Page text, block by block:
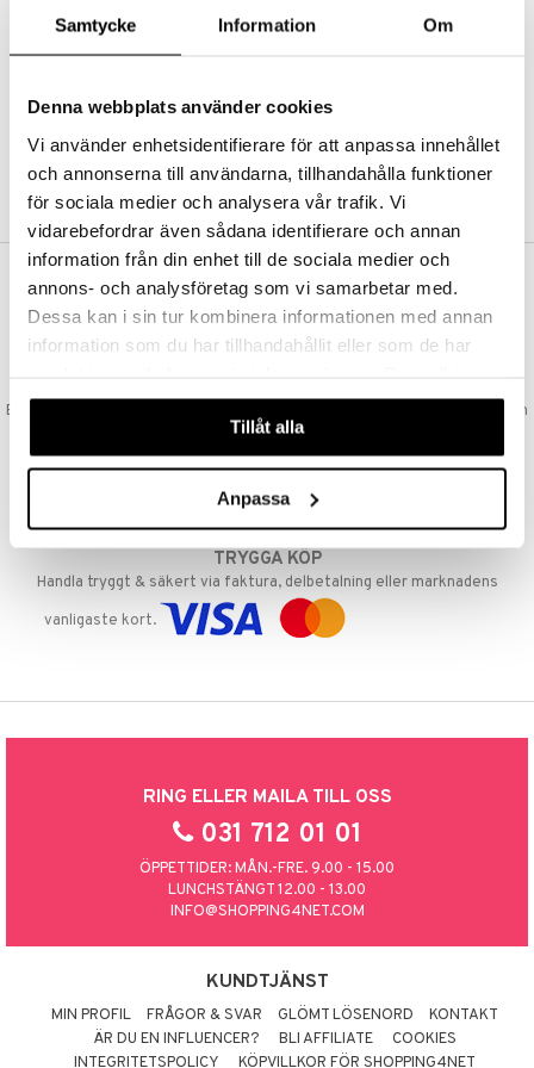
Samtycke Information Om
Denna webbplats använder cookies
Vi använder enhetsidentifierare för att anpassa innehållet
och annonserna till användarna, tillhandahålla funktioner
för sociala medier och analysera vår trafik. Vi
vidarebefordrar även sådana identifierare och annan
information från din enhet till de sociala medier och
annons- och analysföretag som vi samarbetar med.
Dessa kan i sin tur kombinera informationen med annan
information som du har tillhandahållit eller som de har
våra cookies vid fortsatt användande av vår webbplats.
Tillåt alla
Anpassa
Abonnemang
Bevaka produkter
Recensera produkter
SKAPA KUND
VAD KOSTAR FRAKTEN?
Vi erbjuder fri frakt från 350 kr. Vår gräns för fraktfri leverans bestäms
utifån vilken avdelning du handlar från. Läs mer här »
Beställningar lagda före 14:00 (gäller varor i lager) skickas normalt ut från
oss samma dag.
GODKÄND AV LÄKEMEDELSVERKET
EU-logotypen är symbolen som visar att vi är godkända av
TRYGGA KÖP
Handla tryggt & säkert via faktura, delbetalning eller marknadens
vanligaste kort.
RING ELLER MAILA TILL OSS
031 712 01 01
ÖPPETTIDER: MÅN.-FRE. 9.00 - 15.00
LUNCHSTÄNGT 12.00 - 13.00
INFO@SHOPPING4NET.COM
KUNDTJÄNST
MIN PROFIL FRÅGOR & SVAR GLÖMT LÖSENORD
KONTAKT
ÄR DU EN INFLUENCER?
BLI AFFILIATE
COOKIES
INTEGRITETSPOLICY
KÖPVILLKOR FÖR SHOPPING4NET